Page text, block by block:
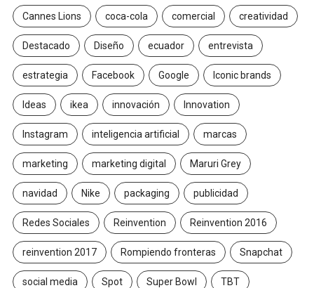
Cannes Lions coca-cola comercial creatividad
Destacado Diseño ecuador entrevista
estrategia Facebook Google Iconic brands
Ideas ikea innovación Innovation
Instagram inteligencia artificial marcas
marketing marketing digital Maruri Grey
navidad Nike packaging publicidad
Redes Sociales Reinvention Reinvention 2016
reinvention 2017 Rompiendo fronteras Snapchat
social media Spot Super Bowl TBT